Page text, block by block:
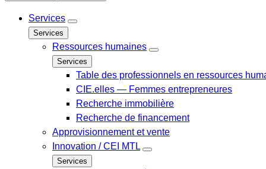
Services
Services
Ressources humaines
Services
Table des professionnels en ressources
CIE.elles — Femmes entrepreneures
Recherche immobilière
Recherche de financement
Approvisionnement et vente
Innovation / CEI MTL
Services